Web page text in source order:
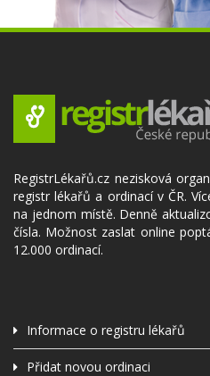
RegistrLékařů.cz nezisková
registr lékařů a ordinací v ČR.
na jednom místě. Denně
čísla. Možnost zaslat online
12.000 ordinací.
Informace o registru lékařů
Přidat novou ordinaci